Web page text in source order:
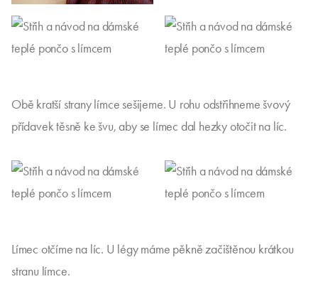
Obě kratší strany límce sešijeme. U rohu odstřihneme švový
přídavek těsně ke švu, aby se límec dal hezky otočit na líc.
Límec otčíme na líc. U légy máme pěkně začištěnou krátkou
stranu límce.